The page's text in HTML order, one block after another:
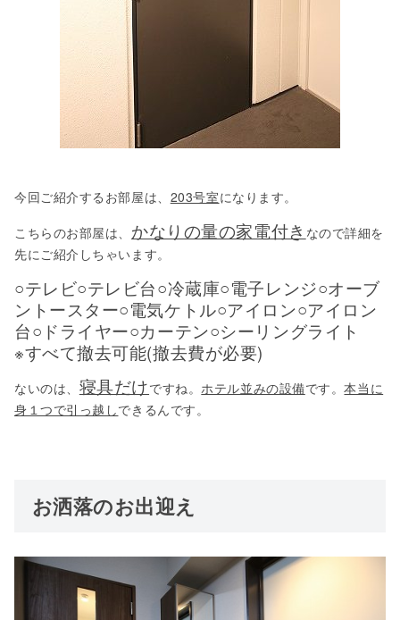
今回ご紹介するお部屋は、 203号室になります。
こちらのお部屋は、 かなりの量の家電付き なので詳細を
先にご紹介しちゃいます。
○テレビ○テレビ台○冷蔵庫○電子レンジ○オーブ
ントースター○電気ケトル○アイロン○アイロン
台○ドライヤー○カーテン○シーリングライト
※すべて撤去可能(撤去費が必要)
ないのは、 寝具だけですね。 ホテル並みの設備です。本当に
身１つで引っ越しできるんです。
お洒落のお出迎え